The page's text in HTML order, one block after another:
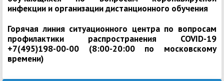
инфекции и организации дистанционного обучения
Горячая линия ситуационного центра по вопросам
профилактики распространения COVID-19
+7(495)198-00-00 (8:00-20:00 по московскому
времени)